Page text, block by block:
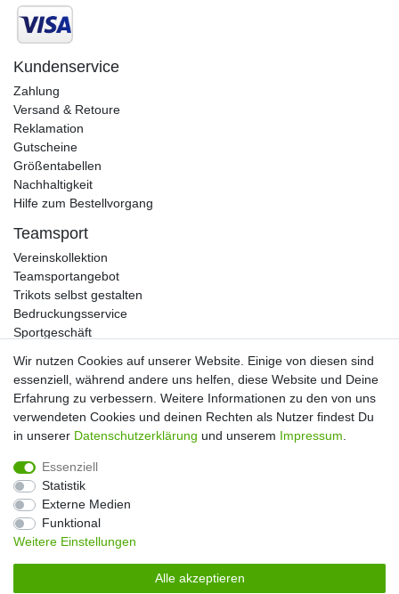
Kundenservice
Zahlung
Versand & Retoure
Reklamation
Gutscheine
Größentabellen
Nachhaltigkeit
Hilfe zum Bestellvorgang
Teamsport
Vereinskollektion
Teamsportangebot
Trikots selbst gestalten
Bedruckungsservice
Sportgeschäft
Impressum Daten­schutz­erklärung AGB
Widerrufs­recht
Wir nutzen Cookies auf unserer Website. Einige von diesen sind
essenziell, während andere uns helfen, diese Website und Deine
Erfahrung zu verbessern. Weitere Informationen zu den von uns
verwendeten Cookies und deinen Rechten als Nutzer findest Du
in unserer Daten­schutz­erklärung und unserem Impressum
Essenziell
Statistik
Externe Medien
Funktional
Weitere Einstellungen
Alle akzeptieren